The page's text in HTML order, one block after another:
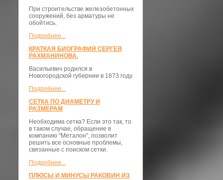
При строительстве железобетонных
сооружений, без арматуры не
обойтись.
Подробнее...
КРАТКАЯ БИОГРАФИЯ СЕРГЕЯ
РАХМАНИНОВА.
Васильевич родился в
Новогородской губернии в 1873 году.
Подробнее...
СЕТКА ПО ДИАМЕТРУ И
РАЗМЕРАМ
Необходима сетка? Если это так, то
в таком случае, обращение в
компанию "Металон", позволит
решить все основные проблемы,
связанные с поиском сетки.
Подробнее...
ПЛЮСЫ И МИНУСЫ РАКОВИН ИЗ